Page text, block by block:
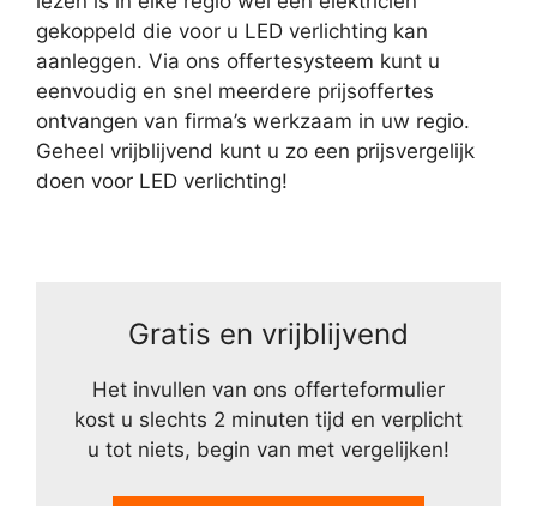
gekoppeld die voor u LED verlichting kan
aanleggen. Via ons offertesysteem kunt u
eenvoudig en snel meerdere prijsoffertes
ontvangen van firma’s werkzaam in uw regio.
Geheel vrijblijvend kunt u zo een prijsvergelijk
doen voor LED verlichting!
Gratis en vrijblijvend
Het invullen van ons offerteformulier
kost u slechts 2 minuten tijd en verplicht
u tot niets, begin van met vergelijken!